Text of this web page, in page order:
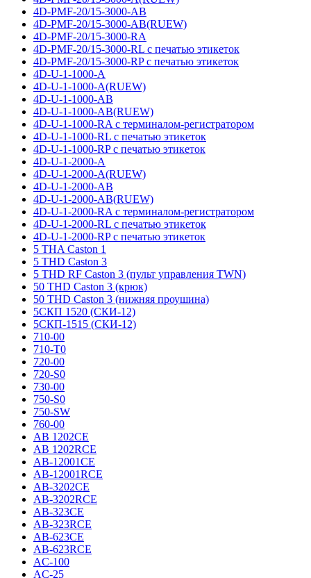
4D-PMF-20/15-3000-AB
4D-PMF-20/15-3000-AB(RUEW)
4D-PMF-20/15-3000-RA
4D-PMF-20/15-3000-RL с печатью этикеток
4D-PMF-20/15-3000-RP с печатью этикеток
4D-U-1-1000-A
4D-U-1-1000-A(RUEW)
4D-U-1-1000-AB
4D-U-1-1000-AB(RUEW)
4D-U-1-1000-RA с терминалом-регистратором
4D-U-1-1000-RL с печатью этикеток
4D-U-1-1000-RP с печатью этикеток
4D-U-1-2000-A
4D-U-1-2000-A(RUEW)
4D-U-1-2000-AB
4D-U-1-2000-AB(RUEW)
4D-U-1-2000-RA с терминалом-регистратором
4D-U-1-2000-RL с печатью этикеток
4D-U-1-2000-RP с печатью этикеток
5 THA Caston 1
5 THD Caston 3
5 THD RF Caston 3 (пульт управления TWN)
50 THD Caston 3 (крюк)
50 THD Caston 3 (нижняя проушина)
5СКП 1520 (СКИ-12)
5СКП-1515 (СКИ-12)
710-00
710-T0
720-00
720-S0
730-00
750-S0
750-SW
760-00
AB 1202CE
AB 1202RCE
AB-12001CE
AB-12001RCE
AB-3202CE
AB-3202RCE
AB-323CE
AB-323RCE
AB-623CE
AB-623RCE
AC-100
AC-25